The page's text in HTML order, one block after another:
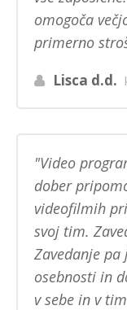
omogoča
primerno
Lisca d.d.
Video
dober
videofilmih
svoj tim.
Zavedanje pa
osebnosti in
v sebe in v